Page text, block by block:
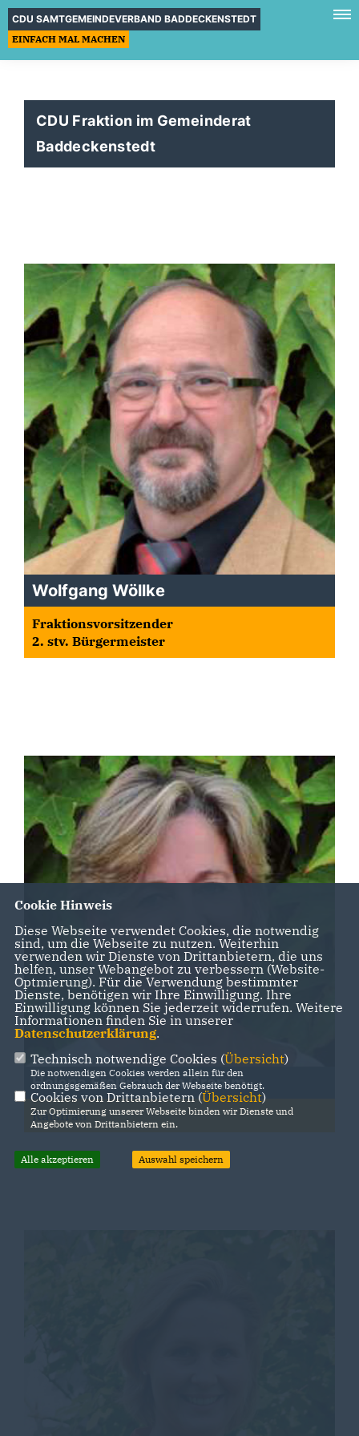
CDU SAMTGEMEINDEVERBAND BADDECKENSTEDT
EINFACH MAL MACHEN
CDU Fraktion im Gemeinderat
Baddeckenstedt
Wolfgang Wöllke
Fraktionsvorsitzender
2. stv. Bürgermeister
Helena Freifrau von Cramm
Ratsfrau
Cookie Hinweis
Diese Webseite verwendet Cookies, die notwendig
sind, um die Webseite zu nutzen. Weiterhin
verwenden wir Dienste von Drittanbietern, die uns
helfen, unser Webangebot zu verbessern (Website-
Optmierung). Für die Verwendung bestimmter
Dienste, benötigen wir Ihre Einwilligung. Ihre
Einwilligung können Sie jederzeit widerrufen. Weitere
Informationen finden Sie in unserer
Datenschutzerklärung.
Technisch notwendige Cookies (Übersicht)
Die notwendigen Cookies werden allein für den
ordnungsgemäßen Gebrauch der Webseite benötigt.
Cookies von Drittanbietern (Übersicht)
Zur Optimierung unserer Webseite binden wir Dienste und
Angebote von Drittanbietern ein.
Alle akzeptieren Auswahl speichern